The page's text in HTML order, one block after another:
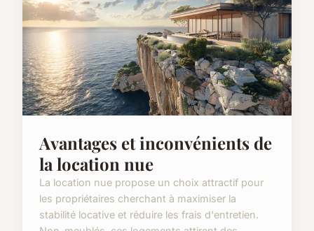
Avantages et inconvénients de
la location nue
La location nue propose un choix attractif pour
les propriétaires cherchant à maximiser la
stabilité locative et réduire les frais d'entretien.